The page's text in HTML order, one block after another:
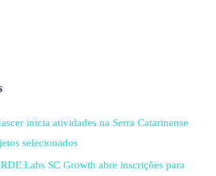
inicia atividades na Serra Catarinense
selecionados
Labs SC Growth abre inscrições para